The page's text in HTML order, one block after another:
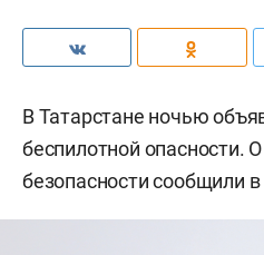
В Татарстане ночью
беспилотной опасности.
безопасности сообщили